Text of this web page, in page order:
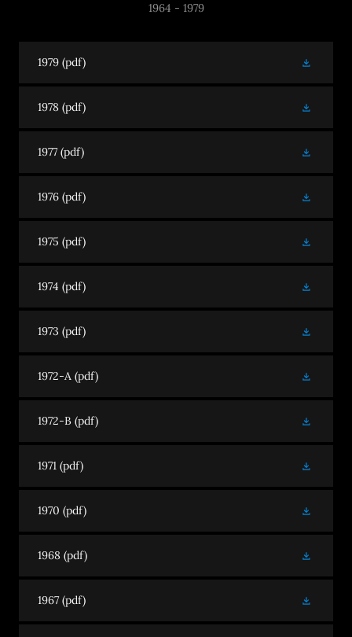
1964 - 1979
1979 (pdf)
1978 (pdf)
1977(pdf)
1976 (pdf)
1975 (pdf)
1974 (pdf)
1973 (pdf)
1972-A (pdf)
1972-B (pdf)
1971 (pdf)
1970 (pdf)
1968 (pdf)
1967(pdf)